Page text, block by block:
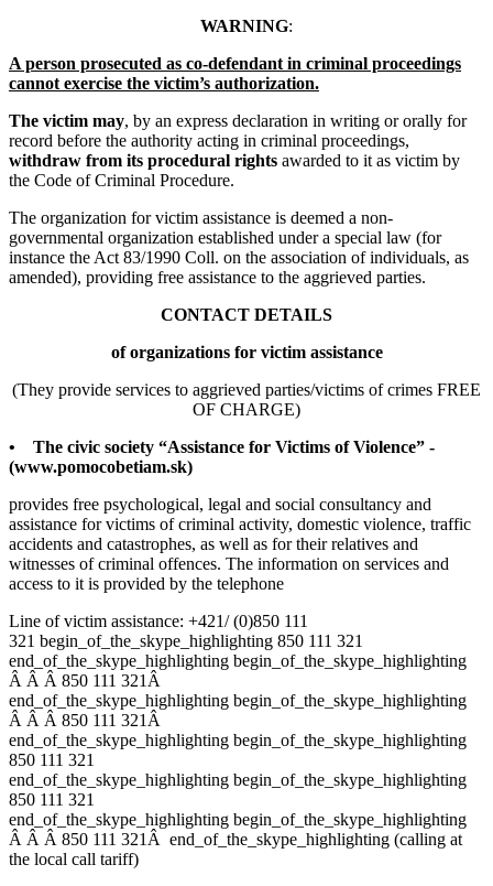
WARNING:
A person prosecuted as co-defendant in criminal proceedings
cannot exercise the victim’s authorization.
The victim may, by an express declaration in writing or orally for
record before the authority acting in criminal proceedings,
withdraw from its procedural rights awarded to it as victim by
the Code of Criminal Procedure.
The organization for victim assistance is deemed a non-
governmental organization established under a special law (for
instance the Act 83/1990 Coll. on the association of individuals, as
amended), providing free assistance to the aggrieved parties.
CONTACT DETAILS
of organizations for victim assistance
(They provide services to aggrieved parties/victims of crimes FREE
OF CHARGE)
• The civic society “Assistance for Victims of Violence” -
(www.pomocobetiam.sk)
provides free psychological, legal and social consultancy and
assistance for victims of criminal activity, domestic violence, traffic
accidents and catastrophes, as well as for their relatives and
witnesses of criminal offences. The information on services and
access to it is provided by the telephone
Line of victim assistance: +421/ (0)850 111
321 begin_of_the_skype_highlighting 850 111 321
end_of_the_skype_highlighting begin_of_the_skype_highlighting
Â Â Â 850 111 321 Â
end_of_the_skype_highlighting begin_of_the_skype_highlighting
Â Â Â 850 111 321 Â
end_of_the_skype_highlighting begin_of_the_skype_highlighting
850 111 321
end_of_the_skype_highlighting begin_of_the_skype_highlighting
850 111 321
end_of_the_skype_highlighting begin_of_the_skype_highlighting
Â Â Â 850 111 321 Â end_of_the_skype_highlighting (calling at
the local call tariff)